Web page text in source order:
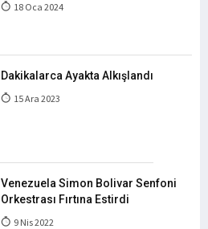
18 Oca 2024
Dakikalarca Ayakta Alkışlandı
15 Ara 2023
Venezuela Simon Bolivar Senfoni
Orkestrası Fırtına Estirdi
9 Nis 2022